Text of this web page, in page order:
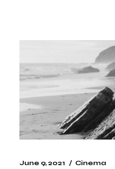
June 9, 2021 Cinema